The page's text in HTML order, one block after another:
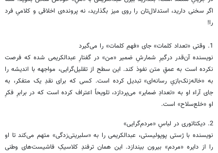
اگر سخنی دارید، استدلال‌تان را روی میز بگذارید، نه پرونده‌ی اخلاقی و کلامیِ فرد
را!
1. وقتی «تعداد کلمات» جای «فهمِ کلمات» را می‌گیرد
نویسنده آن‌قدر درگیرِ شمارشِ ضمیر «من» در گفتارِ عبدالکریمی شده که فرصت
نکرده است به عمقِ متن نفوذ کند. این سطح از تقلیل‌گرایی، مواجهه با اندیشه را
به «خاله‌زنک‌بازیِ رسانه‌ای» تبدیل کرده است. کسی که برای نقدِ یک متفکر، به
جای آراء او به «تعدادِ ضمایر» می‌پردازد، تلویحاً اعتراف کرده است که در برابرِ فکرِ
او «خلع‌سلاح» است.
2. دیکتاتوری در لباسِ «مردم‌گرایی»
نویسنده با ژستی پوپولیستی، عبدالکریمی را به «سلبریتی‌زدگی» متهم می‌کند تا او
را از دایره «مردم» بیرون بیندازد. این همان ترفندِ کلاسیکِ فاشیست‌های وطنی